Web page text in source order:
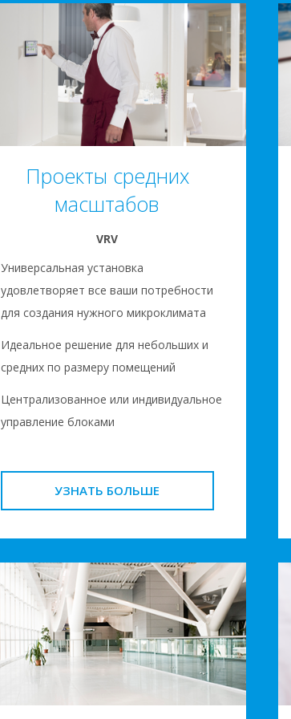
Проекты средних
масштабов
VRV
Универсальная установка
удовлетворяет все ваши потребности
для создания нужного микроклимата
Идеальное решение для небольших и
средних по размеру помещений
Централизованное или индивидуальное
управление блоками
УЗНАТЬ БОЛЬШЕ